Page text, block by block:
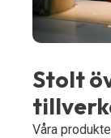
Stolt
Våra